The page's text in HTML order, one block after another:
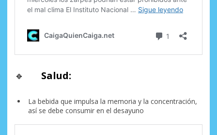
🔹 Salud:
La bebida que impulsa la memoria y la concentración,
así se debe consumir en el desayuno